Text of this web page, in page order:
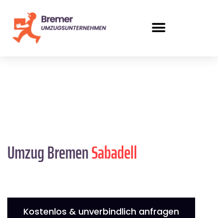
Umzug BremenSabadell
Kostenlos & unverbindlich anfragen